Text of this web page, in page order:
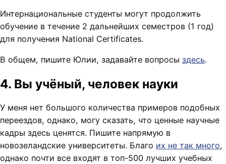
Интернациональные студенты могут продолжить
обучение в течение 2 дальнейших семестров (1 год)
для получения National Certificates.
В общем, пишите Юлии, задавайте вопросы здесь.
4. Вы учёный, человек науки
У меня нет большого количества примеров подобных
переездов, однако, могу сказать, что ценные научные
кадры здесь ценятся. Пишите напрямую в
новозеландские университеты. Благо их не так много,
однако почти все входят в топ-500 лучших учебных